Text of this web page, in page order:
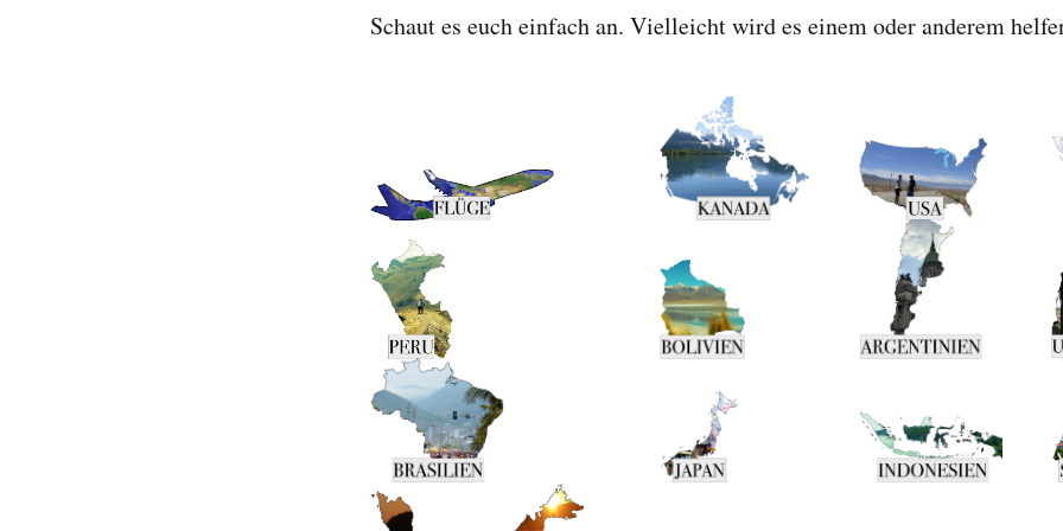
Schaut es euch einfach an. Vielleicht wird es einem oder anderem